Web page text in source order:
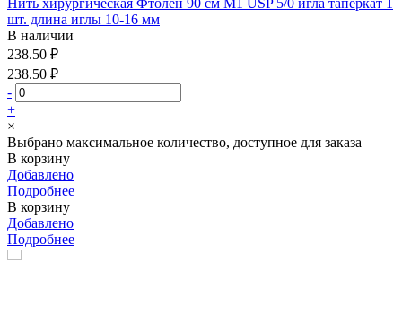
шт. длина иглы 10-16 мм
В наличии
238.50 ₽
238.50 ₽
-
+
×
Выбрано максимальное количество, доступное для заказа
В корзину
Добавлено
Подробнее
В корзину
Добавлено
Подробнее